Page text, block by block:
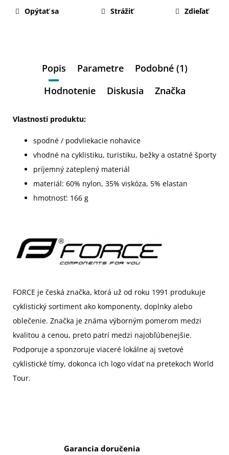
Opýtať sa Strážiť Zdieľať
Popis Parametre
Podobné (1)
Hodnotenie
Diskusia Značka
Vlastnosti produktu:
spodné / podvliekacie nohavice
vhodné na cyklistiku, turistiku, bežky a ostatné športy
príjemný zateplený materiál
materiál: 60% nylon, 35% viskóza, 5% elastan
hmotnosť: 166 g
FORCE je česká značka, ktorá už od roku 1991 produkuje
cyklistický sortiment ako komponenty, doplnky alebo
oblečenie. Značka je známa výborným pomerom medzi
kvalitou a cenou, preto patrí medzi najobľúbenejšie.
Podporuje a sponzoruje viaceré lokálne aj svetové
cyklistické tímy, dokonca ich logo vídať na pretekoch World
Tour.
Garancia doručenia